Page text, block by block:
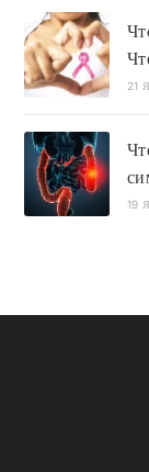
21
19